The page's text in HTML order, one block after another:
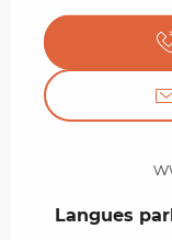
Langues
Langues